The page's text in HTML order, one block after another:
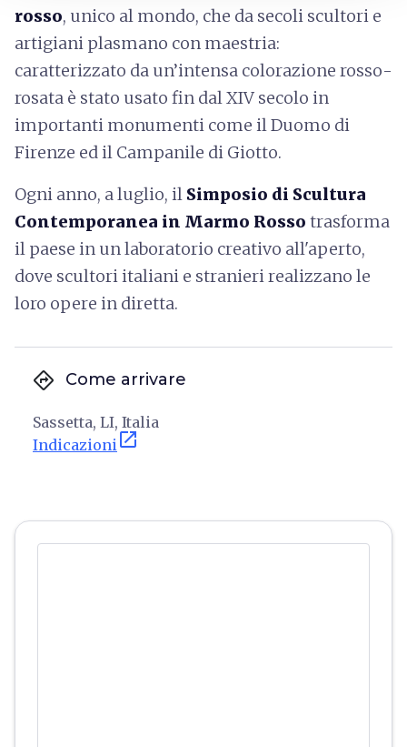
rosso, unico al mondo, che da secoli scultori e
artigiani plasmano con maestria:
caratterizzato da un’intensa colorazione rosso-
rosata è stato usato fin dal XIV secolo in
importanti monumenti come il Duomo di
Firenze ed il Campanile di Giotto.
Ogni anno, a luglio, il Simposio di Scultura
Contemporanea in Marmo Rosso trasforma
il paese in un laboratorio creativo all'aperto,
dove scultori italiani e stranieri realizzano le
loro opere in diretta.
directions Come arrivare
Sassetta, LI, Italia
Indicazioni open_in_new